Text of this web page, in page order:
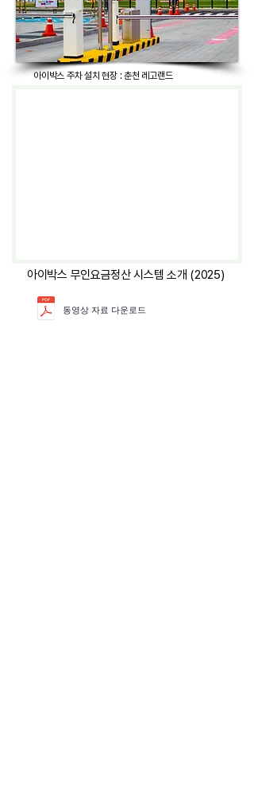
아이박스 주차 설치 현장 : 춘천 레고랜드
아이박스 무인요금정산 시스템 소개 (2025)
동영상 자료 다운로드